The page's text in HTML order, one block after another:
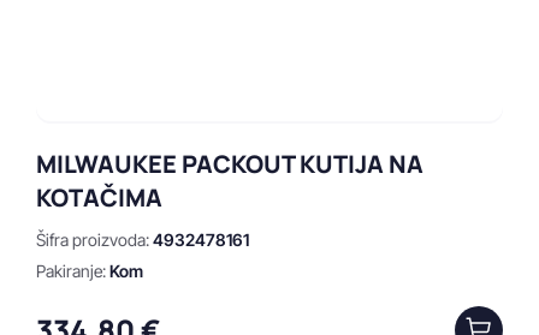
MILWAUKEE PACKOUT KUTIJA NA
KOTAČIMA
Šifra proizvoda:4932478161
Pakiranje:Kom